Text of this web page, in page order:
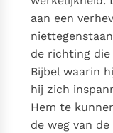
aan een
de richting
Bijbel waarin
hij zich
Hem te
de weg van